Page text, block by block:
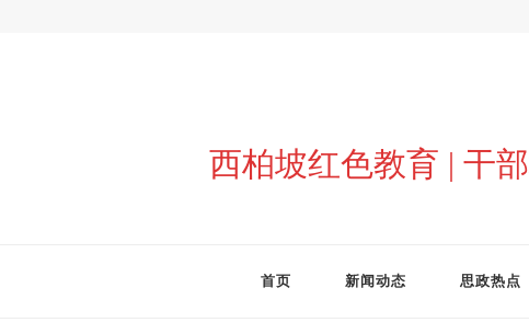
西柏坡红色教育 | 干
首页 新闻动态 思政热点